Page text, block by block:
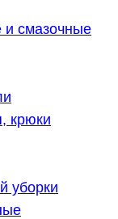
и смазочные
крюки
уборки